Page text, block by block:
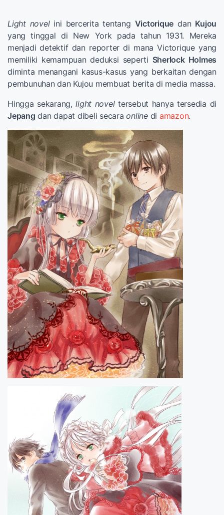
Light novelini bercerita tentang Victorique dan Kujou
yang tinggal di New York pada tahun 1931. Mereka
menjadi detektif dan reporter di mana Victorique yang
memiliki kemampuan deduksi seperti Sherlock Holmes
diminta menangani kasus-kasus yang berkaitan dengan
pembunuhan dan Kujou membuat berita di media massa.
Hingga sekarang,light noveltersebut hanya tersedia di
Jepang dan dapat dibeli secaraonlinedi amazon.